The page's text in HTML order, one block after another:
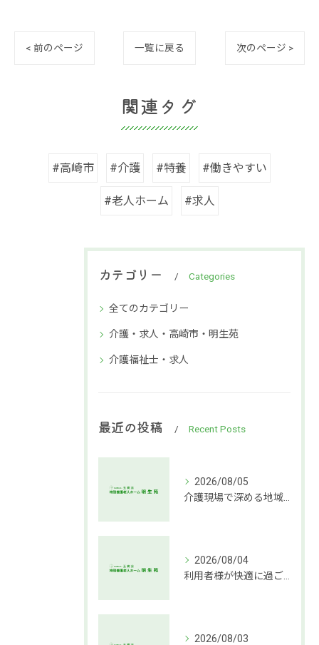
< 前のページ 一覧に戻る 次のページ >
関連タグ
#高崎市 #介護 #特養 #働きやすい
#老人ホーム #求人
カテゴリー Categories
全てのカテゴリー
介護・求人・高崎市・明生苑
介護福祉士・求人
最近の投稿 Recent Posts
2026/08/05
2026/08/04
2026/08/03